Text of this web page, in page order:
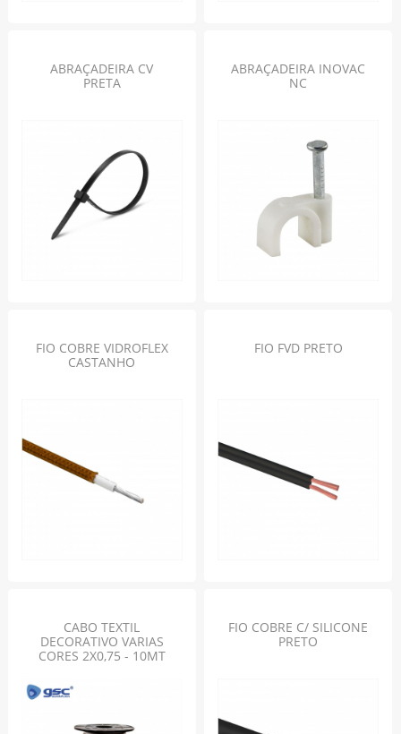
ABRAÇADEIRA CV
PRETA
ABRAÇADEIRA INOVAC
NC
FIO COBRE VIDROFLEX
CASTANHO
FIO FVD PRETO
CABO TEXTIL
DECORATIVO VARIAS
CORES 2X0,75 - 10MT
FIO COBRE C/ SILICONE
PRETO